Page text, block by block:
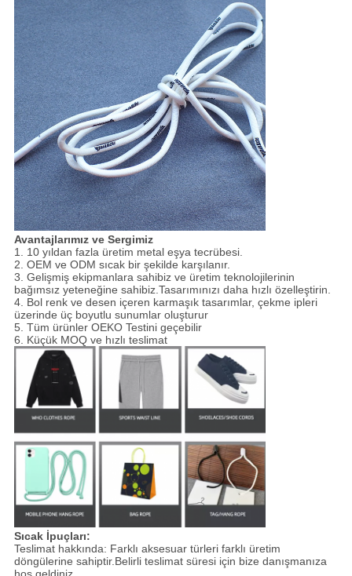
Avantajlarımız ve Sergimiz
1. 10 yıldan fazla üretim metal eşya tecrübesi.
2. OEM ve ODM sıcak bir şekilde karşılanır.
3. Gelişmiş ekipmanlara sahibiz ve üretim teknolojilerinin
bağımsız yeteneğine sahibiz.Tasarımınızı daha hızlı özelleştirin.
4. Bol renk ve desen içeren karmaşık tasarımlar, çekme ipleri
üzerinde üç boyutlu sunumlar oluşturur
5. Tüm ürünler OEKO Testini geçebilir
6. Küçük MOQ ve hızlı teslimat
Sıcak İpuçları:
Teslimat hakkında: Farklı aksesuar türleri farklı üretim
döngülerine sahiptir.Belirli teslimat süresi için bize danışmanıza